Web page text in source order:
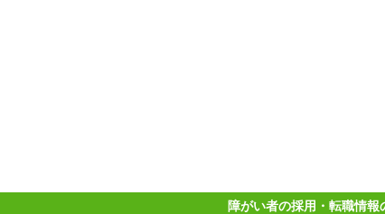
障がい者の採用・転職情